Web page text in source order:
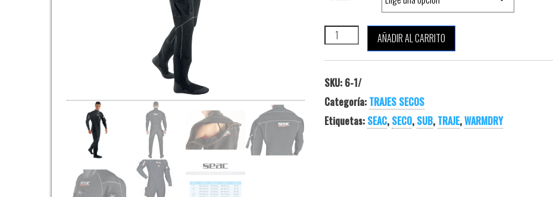
SEAC SUB WARM DRY 4 MM cantidad
AÑADIR AL CARRITO
SKU: 6-1/
Categoría: TRAJES SECOS
Etiquetas: SEAC, SECO, SUB, TRAJE,WARMDRY